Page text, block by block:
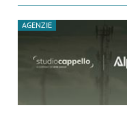
AGENZIE